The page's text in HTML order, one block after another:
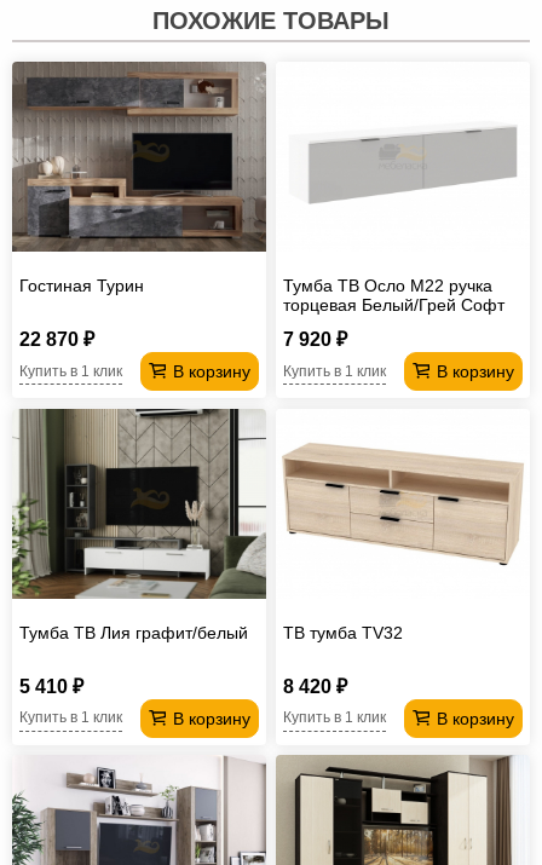
ПОХОЖИЕ ТОВАРЫ
Гостиная Турин
22 870 ₽
В корзину
Купить в 1 клик
Тумба ТВ Осло М22 ручка
торцевая Белый/Грей Софт
7 920 ₽
В корзину
Купить в 1 клик
Тумба ТВ Лия графит/белый
5 410 ₽
В корзину
Купить в 1 клик
ТВ тумба TV32
8 420 ₽
В корзину
Купить в 1 клик